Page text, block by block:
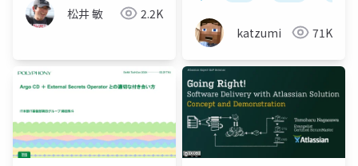
松井 敏 2.2K
katzumi 71K